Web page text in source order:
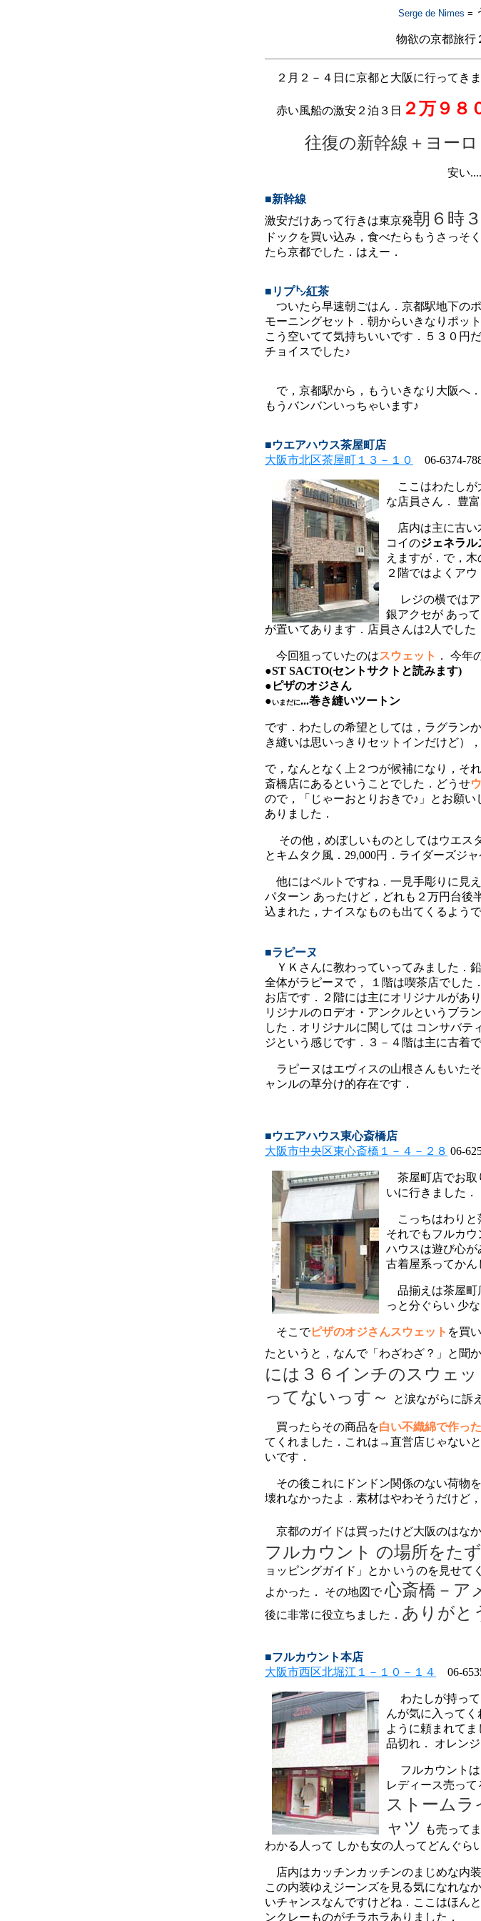
Serge de Nimes =
物欲の京都旅行
２月２－４日に京都と大阪に行ってきま
赤い風船の激安２泊３日 ２万９８
往復の新幹線＋ヨー
安い
■新幹線
激安だけあって行きは東京発朝６時
ドックを買い込み，食べたらもうさっそ
たら京都でした．はえー．
■リプ㌧紅茶
ついたら早速朝ごはん．京都駅地下の
モーニングセット．朝からいきなりポッ
こう空いてて気持ちいいです．５３０円
チョイスでした♪
で，京都駅から，もういきなり大阪へ
もうバンバンいっちゃいます♪
■ウエアハウス茶屋町店
大阪市北区茶屋町１３－１０
06-6374-
ここはわたしが
な店員さん． 豊
店内は主に古い
コイのジェネラル
えますが．で，
２階ではよくア
レジの横ではア
銀アクセが あっ
が置いてあります．店員さんは2人でした
今回狙っていたのはスウェット ． 今年
●ST SACTO(セントサクトと読みます)
●ピザのオジさん
●いまだに...巻き縫いツートン
です．わたしの希望としては，ラグラン
き縫いは思いっきりセットインだけど）
で，なんとなく上２つが候補になり，そ
斎橋店にあるということでした．どうせ
ので，「じゃーおとりおきで♪」とお願
ありました．
その他，めぼしいものとしてはウエス
とキムタク風．29,000円．ライダーズジ
他にはベルトですね．一見手彫りに見
パターン あったけど，どれも２万円台後
込まれた，ナイスなものも出てくるようで
■ラピーヌ
ＹＫさんに教わっていってみました．
全体がラピーヌで， １階は喫茶店でした
お店です．２階には主にオリジナルがあ
リジナルのロデオ・アンクルというブラ
した．オリジナルに関しては コンサバテ
ジという感じです．３－４階は主に古着で
ラピーヌはエヴィスの山根さんもいた
ャンルの草分け的存在です．
■ウエアハウス東心斎橋店
大阪市中央区東心斎橋１－４－２８ 06-
茶屋町店でお取
いに行きました．
こっちはわりと
それでもフルカ
ハウスは遊び心
古着屋系ってかん
品揃えは茶屋町
っと分ぐらい 少
そこでピザのオジさんスウェッ ト を買
たというと，なんで「わざわざ？」と聞
には３６インチのスウェ
ってないっす～
と涙ながらに訴
買ったらその商品を白い不織綿で作っ
てくれました．これは→直営店じゃない
いです．
その後これにドンドン関係のない荷物を
壊れなかったよ．素材はやわそうだけど
京都のガイドは買ったけど大阪のはな
フルカウント の場所をた
ョッピングガイド」とか いうのを見せて
よかった． その地図で心斎橋－ア
後に非常に役立ちました． ありがと
■フルカウント本店
大阪市西区北堀江１－１０－１４
06-
わたしが持って
んが気に入って
ように頼まれて
品切れ． オレン
フルカウントは
レディース売って
ストームラ
ャツ も売って
わかる人って しかも女の人ってどんぐら
店内はカッチンカッチンのまじめな内
この内装ゆえジーンズを見る気になれな
いチャンスなんですけどね．ここはほん
ンクレーものがチラホラありました．